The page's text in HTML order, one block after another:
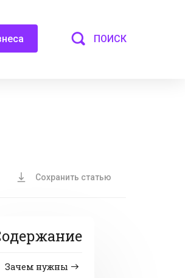
ПОИСК
Сохранить статью
Зачем нужны